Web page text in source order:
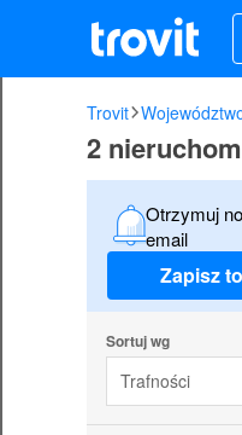
Trovit
2
Otrzymuj
email
Zapisz
Sortuj wg
Trafności